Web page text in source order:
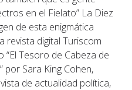
en el Fielato” La Diez
de esta enigmática
revista digital Turiscom
“El Tesoro de Cabeza de
por Sara King Cohen,
de actualidad política,